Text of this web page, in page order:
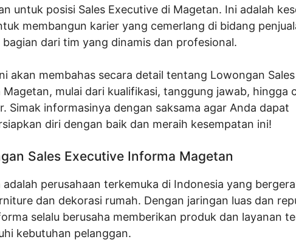
untuk posisi Sales Executive di Magetan. Ini adalah
membangun karier yang cemerlang di bidang
bagian dari tim yang dinamis dan profesional.
akan membahas secara detail tentang Lowongan
mulai dari kualifikasi, tanggung jawab, hingga
Simak informasinya dengan saksama agar Anda dapat
diri dengan baik dan meraih kesempatan ini!
Sales Executive Informa Magetan
perusahaan terkemuka di Indonesia yang
dan dekorasi rumah. Dengan jaringan luas dan
selalu berusaha memberikan produk dan layanan
kebutuhan pelanggan.